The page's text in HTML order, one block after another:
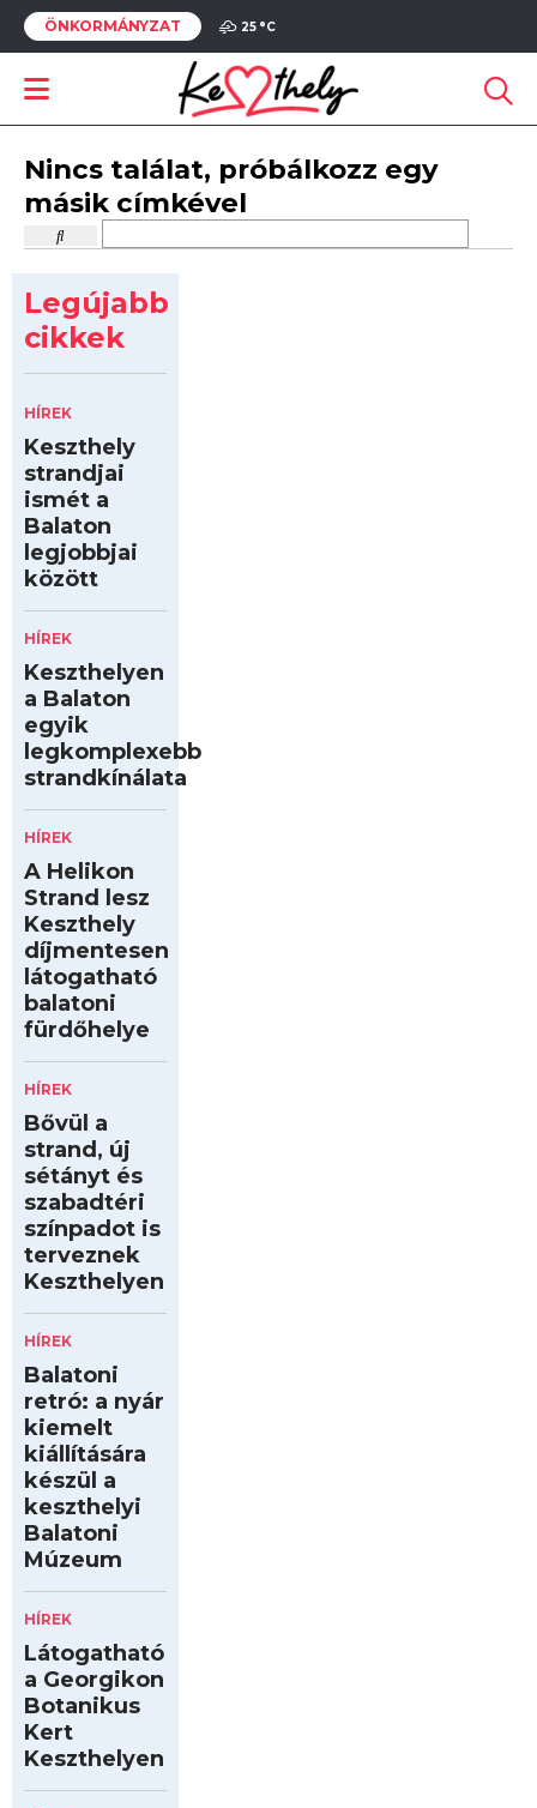
ÖNKORMÁNYZAT 25 °C
Nincs találat, próbálkozz egy
másik címkével
Legújabb
cikkek
HÍREK
Keszthely
strandjai
ismét a
Balaton
legjobbjai
között
HÍREK
Keszthelyen
a Balaton
egyik
legkomplexebb
strandkínálata
HÍREK
A Helikon
Strand lesz
Keszthely
díjmentesen
látogatható
balatoni
fürdőhelye
HÍREK
Bővül a
strand, új
sétányt és
szabadtéri
színpadot is
terveznek
Keszthelyen
HÍREK
Balatoni
retró: a nyár
kiemelt
kiállítására
készül a
keszthelyi
Balatoni
Múzeum
HÍREK
Látogatható
a Georgikon
Botanikus
Kert
Keszthelyen